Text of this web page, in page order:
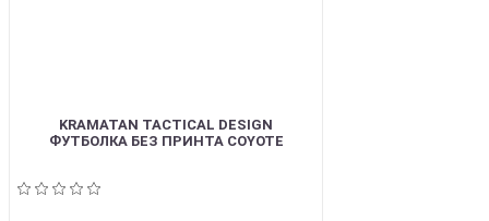
KRAMATAN TACTICAL DESIGN
ФУТБОЛКА БЕЗ ПРИНТА COYOTE